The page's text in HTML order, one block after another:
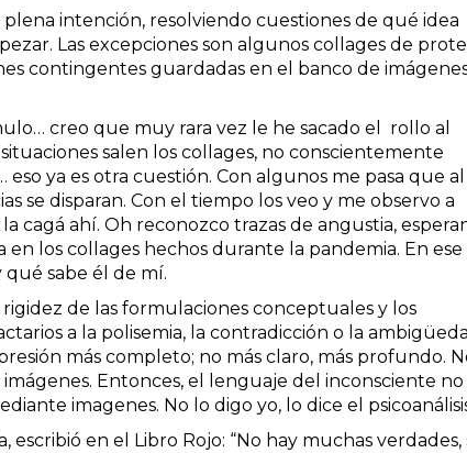
intención, resolviendo cuestiones de qué idea
Las excepciones son algunos collages de
contingentes guardadas en el banco de
creo que muy rara vez le he sacado el rollo al
salen los collages, no conscientemente
ya es otra cuestión. Con algunos me pasa que al
se disparan. Con el tiempo los veo y me observo a
cagá ahí. Oh reconozco trazas de angustia,
en los collages hechos durante la pandemia. En ese
qué sabe él de mí.
de las formulaciones conceptuales y los
a la polisemia, la contradicción o la
más completo; no más claro, más profundo.
Entonces, el lenguaje del inconsciente no
imagenes. No lo digo yo, lo dice el
en el Libro Rojo: “No hay muchas verdades,